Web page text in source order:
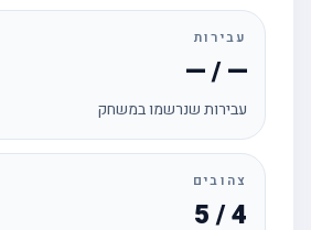
עבירות
— / —
עבירות שנרשמו במשחק
צהובים
5 / 4